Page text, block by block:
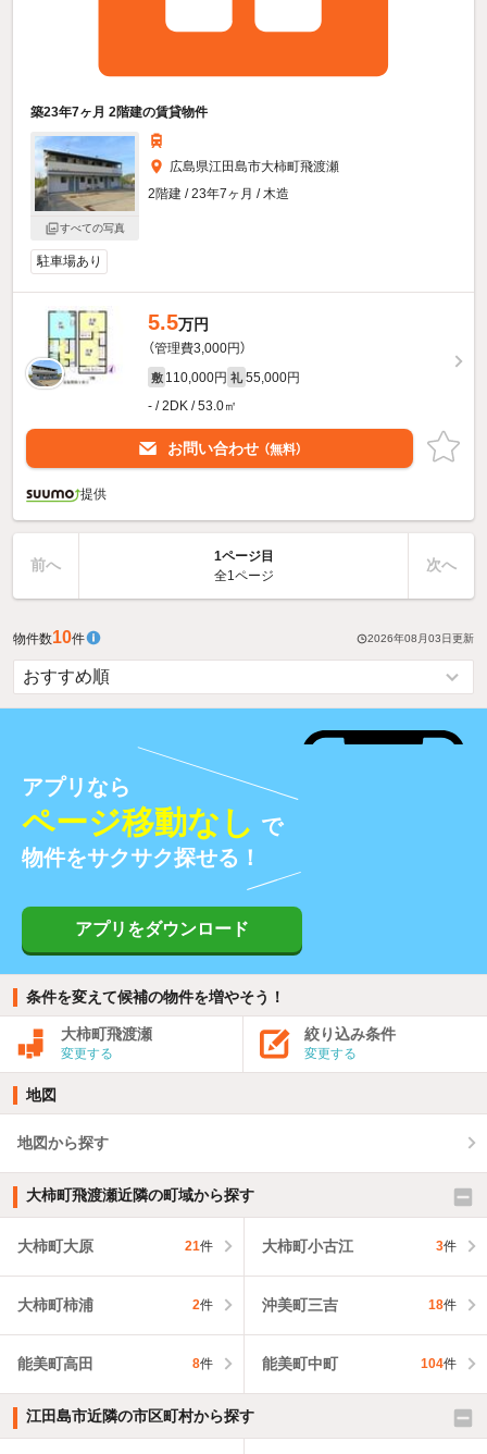
築23年7ヶ月 2階建の賃貸物件
すべての写真
広島県江田島市大柿町飛渡瀬
2階建 / 23年7ヶ月 / 木造
駐車場あり
5.5万円
（管理費3,000円）
敷 110,000円 礼 55,000円
- / 2DK / 53.0㎡
お問い合わせ （無料）
提供
前へ
1ページ目
全1ページ
次へ
物件数10件 2026年08月03日更新
アプリなら
ページ移動なし で
物件をサクサク探せる！
アプリをダウンロード
条件を変えて候補の物件を増やそう！
大柿町飛渡瀬
変更する
絞り込み条件
変更する
地図
地図から探す
大柿町飛渡瀬近隣の町域から探す
大柿町大原 21件 大柿町小古江 3件
大柿町柿浦 2件 沖美町三吉 18件
能美町高田 8件 能美町中町 104件
江田島市近隣の市区町村から探す